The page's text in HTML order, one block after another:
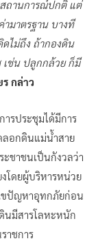
สถานการณ์ปกติ แต่
มาตรฐาน บางที
ไม่ถึง ถ้ากองดิน
ช่น ปลูกกล้วย ก็มี
ร กล่าว
รประชุมได้มีการ
ลอกดินแม่น้ำสาย
ะชาชนเป็นกังวลว่า
โดยผู้บริหารหน่วย
ขปัญหาอุทกภัยก่อน
นมีสารโลหะหนัก
าชการ